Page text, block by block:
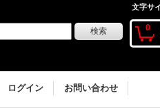
文字サ
0
ログイン お問い合わせ